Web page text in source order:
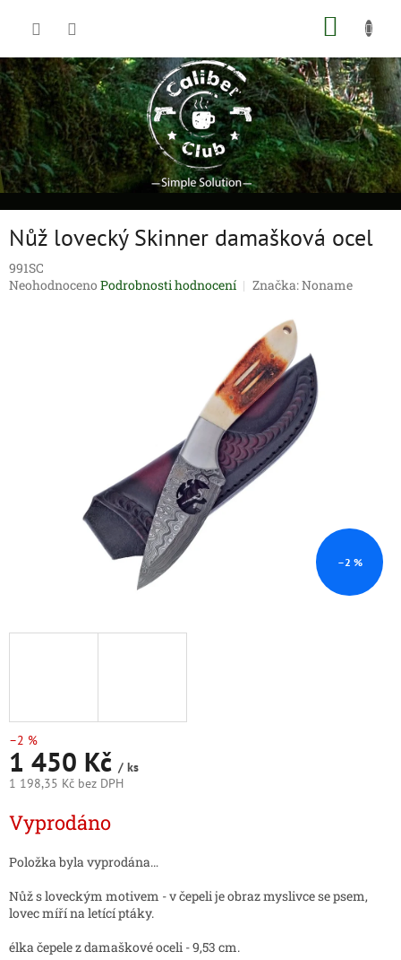
Nůž lovecký Skinner damašková ocel
991SC
Průměrné
Neohodnoceno Podrobnosti hodnocení Značka:Noname
–2 %
–2 %
1 450 Kč / ks
1 198,35 Kč bez DPH
cena:
Vyprodáno
Položka byla vyprodána…
Nůž s loveckým motivem - v čepeli je obraz myslivce se psem,
lovec míří na letící ptáky.
élka čepele z damaškové oceli - 9,53 cm.